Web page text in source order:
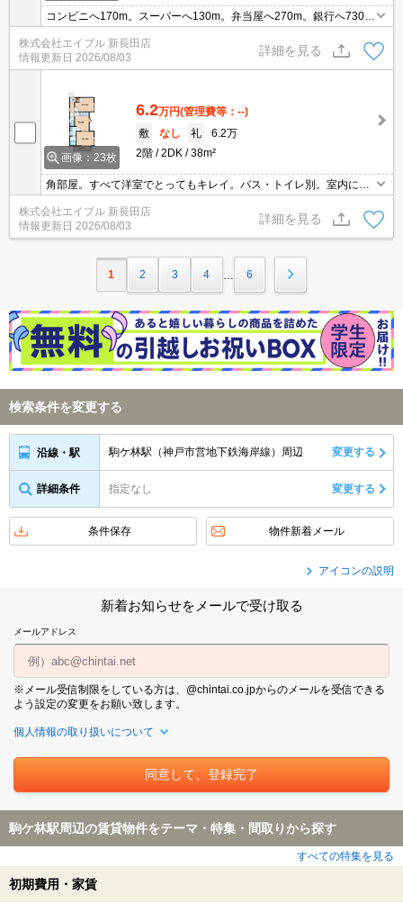
コンビニへ170m。スーパーへ130m。弁当屋へ270m。銀行へ730
株式会社エイブル 新長田店
情報更新日 2026/08/03
詳細を見る
画像：23枚
6.2万円(管理費等：--)
敷
なし 礼
6.2万
2階
2DK 38m²
角部屋。すべて洋室でとってもキレイ。バス・トイレ別。室内に洗
角部屋で出窓付き。室内に洗濯機置き場あります。ぜひお問い合わ
せください!。
株式会社エイブル 新長田店
情報更新日 2026/08/03
詳細を見る
1 2 3 4 6
検索条件を変更する
沿線・駅 駒ケ林駅（神戸市営地下鉄海岸線）周辺 変更する
詳細条件 指定なし 変更する
条件保存 物件新着メール
アイコンの説明
新着お知らせをメールで受け取る
メールアドレス
※メール受信制限をしている方は、@chintai.co.jpからのメールを受信できる
よう設定の変更をお願い致します。
個人情報の取り扱いについて
駒ケ林駅周辺の賃貸物件をテーマ・特集・間取りから探す
すべての特集を見る
初期費用・家賃